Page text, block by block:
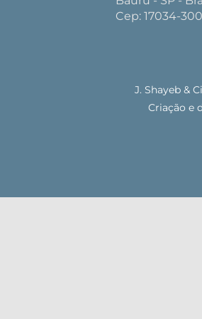
Cep: 17034-300
J. Shayeb &
Criação e